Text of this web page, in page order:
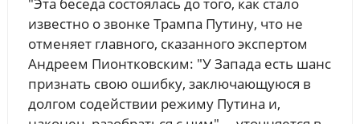
"Эта беседа состоялась до того, как стало
известно о звонке Трампа Путину, что не
отменяет главного, сказанного экспертом
Андреем Пионтковским: "У Запада есть шанс
признать свою ошибку, заключающуюся в
долгом содействии режиму Путина и,